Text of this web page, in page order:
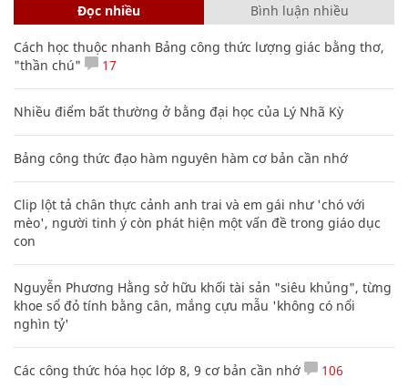
Đọc nhiều Bình luận nhiều
Cách học thuộc nhanh Bảng công thức lượng giác bằng thơ,
"thần chú"
17
Nhiều điểm bất thường ở bằng đại học của Lý Nhã Kỳ
Bảng công thức đạo hàm nguyên hàm cơ bản cần nhớ
Clip lột tả chân thực cảnh anh trai và em gái như 'chó với
mèo', người tinh ý còn phát hiện một vấn đề trong giáo dục
con
Nguyễn Phương Hằng sở hữu khối tài sản "siêu khủng", từng
khoe sổ đỏ tính bằng cân, mắng cựu mẫu 'không có nổi
nghìn tỷ'
Các công thức hóa học lớp 8, 9 cơ bản cần nhớ 106